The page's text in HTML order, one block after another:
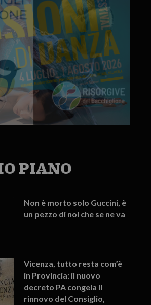
PIANO
Non è morto solo Guccini, è
un pezzo di noi che se ne va
Vicenza, tutto resta com’è
in Provincia: il nuovo
decreto PA congela il
rinnovo del Consiglio,